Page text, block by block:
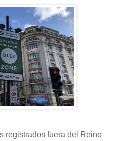
registrados fuera del Reino